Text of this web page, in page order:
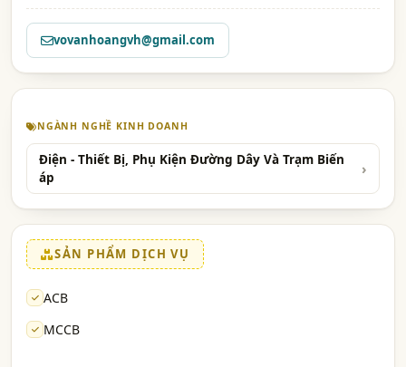
vovanhoangvh@gmail.com
NGÀNH NGHỀ KINH DOANH
Điện - Thiết Bị, Phụ Kiện Đường Dây Và Trạm Biến
áp
SẢN PHẨM DỊCH VỤ
ACB
MCCB